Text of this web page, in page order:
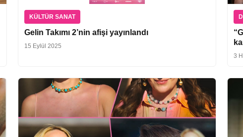
KÜLTÜR SANAT
Gelin Takımı 2’nin afişi yayınlandı
15 Eylül 2025
3